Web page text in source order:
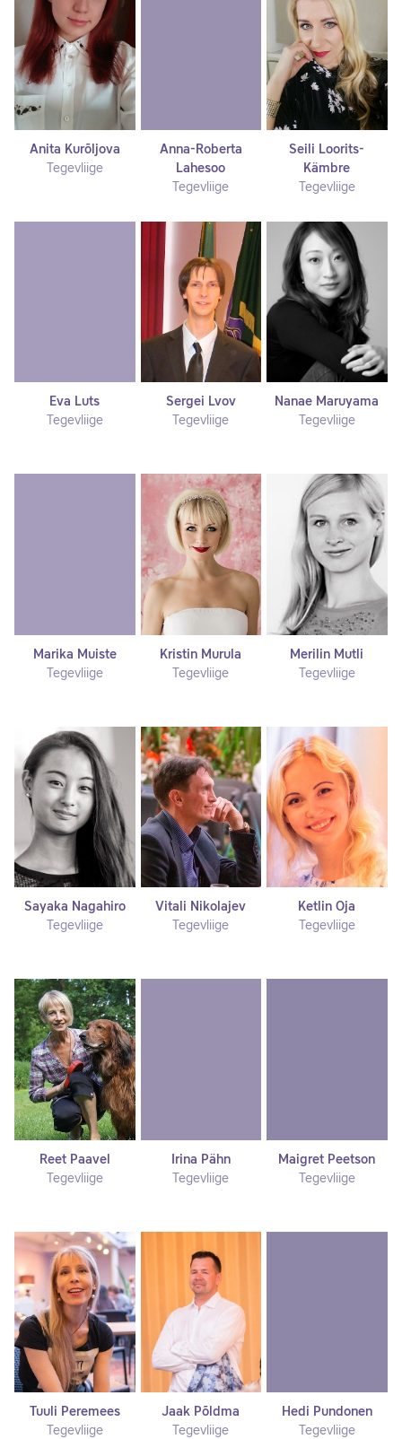
Anita Kurõljova
Tegevliige
Anna-Roberta
Lahesoo
Tegevliige
Seili Loorits-
Kämbre
Tegevliige
Eva Luts
Tegevliige
Sergei Lvov
Tegevliige
Nanae Maruyama
Tegevliige
Marika Muiste
Tegevliige
Kristin Murula
Tegevliige
Merilin Mutli
Tegevliige
Sayaka Nagahiro
Tegevliige
Vitali Nikolajev
Tegevliige
Ketlin Oja
Tegevliige
Reet Paavel
Tegevliige
Irina Pähn
Tegevliige
Maigret Peetson
Tegevliige
Tuuli Peremees
Tegevliige
Jaak Põldma
Tegevliige
Hedi Pundonen
Tegevliige